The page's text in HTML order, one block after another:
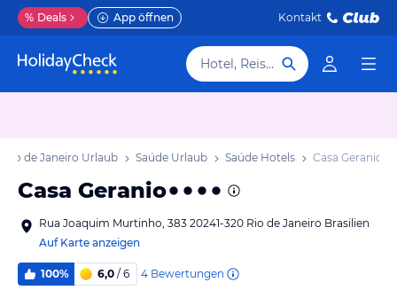
% Deals App öffnen Kontakt
Hotel, Reiseziel
Rio de Janeiro Urlaub Saúde Urlaub Saúde Hotels Casa Geranio
Casa Geranio
Rua Joaquim Murtinho, 383 20241-320 Rio de Janeiro Brasilien
Auf Karte anzeigen
100% 6,0 / 6 4 Bewertungen